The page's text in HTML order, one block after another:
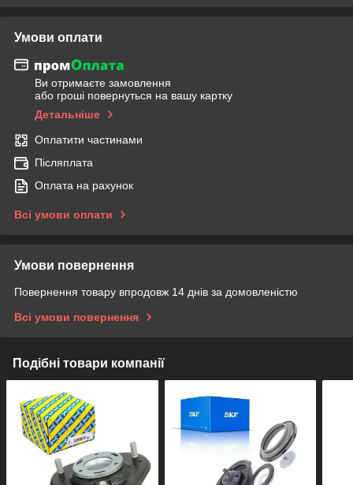
Умови оплати
Ви отримаєте замовлення
або гроші повернуться на вашу картку
Детальніше
Оплатити частинами
Післяплата
Оплата на рахунок
Всі умови оплати
Умови повернення
Повернення товару впродовж 14 днів за домовленістю
Всі умови повернення
Подібні товари компанії